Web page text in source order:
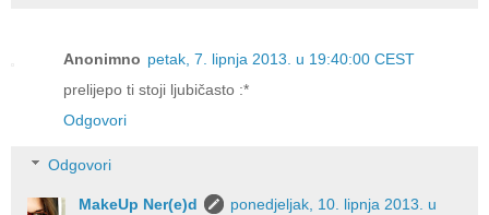
Anonimno petak, 7. lipnja 2013. u 19:40:00 CEST
prelijepo ti stoji ljubičasto :*
Odgovori
Odgovori
MakeUp Ner(e)d
ponedjeljak, 10. lipnja 2013. u